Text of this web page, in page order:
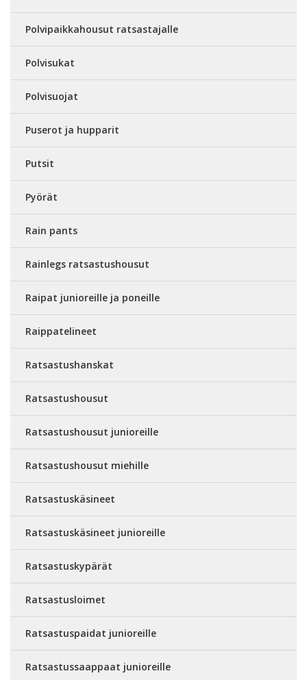
Polvipaikkahousut ratsastajalle
Polvisukat
Polvisuojat
Puserot ja hupparit
Putsit
Pyörät
Rain pants
Rainlegs ratsastushousut
Raipat junioreille ja poneille
Raippatelineet
Ratsastushanskat
Ratsastushousut
Ratsastushousut junioreille
Ratsastushousut miehille
Ratsastuskäsineet
Ratsastuskäsineet junioreille
Ratsastuskypärät
Ratsastusloimet
Ratsastuspaidat junioreille
Ratsastussaappaat junioreille